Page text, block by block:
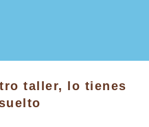
taller, lo tienes